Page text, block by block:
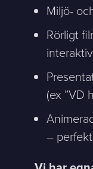
Miljö-
Rörligt
(ex ”VD
–